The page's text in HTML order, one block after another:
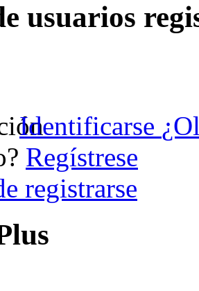
usuarios
Identificarse
Regístrese
registrarse